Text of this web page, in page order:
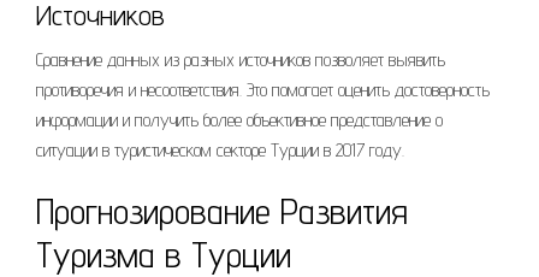
Источников
Сравнение данных из разных источников позволяет выявить
противоречия и несоответствия. Это помогает оценить достоверность
информации и получить более объективное представление о
ситуации в туристическом секторе Турции в 2017 году.
Прогнозирование Развития
Туризма в Турции